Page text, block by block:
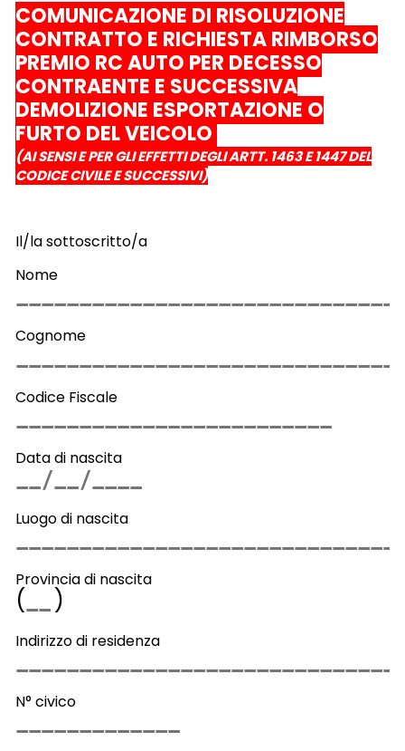
COMUNICAZIONE DI RISOLUZIONE
CONTRATTO E RICHIESTA RIMBORSO
PREMIO RC AUTO PER DECESSO
CONTRAENTE E SUCCESSIVA
DEMOLIZIONE ESPORTAZIONE O
FURTO DEL VEICOLO
(AI SENSI E PER GLI EFFETTI DEGLI ARTT. 1463 E 1447 DEL
CODICE CIVILE E SUCCESSIVI)
Il/la sottoscritto/a
Nome
Cognome
Codice Fiscale
Data di nascita
Luogo di nascita
Provincia di nascita
( )
Indirizzo di residenza
N° civico